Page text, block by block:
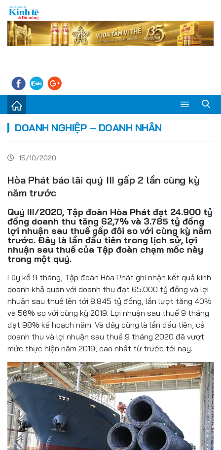
Kinh tế - Tiêu dùng
Đời sống
Thị trường
Đồ uống
Pháp luật
Multimedia
DOANH NGHIỆP – DOANH NHÂN
15/10/2020
Hòa Phát báo lãi quý III gấp 2 lần cùng kỳ
năm trước
Quý III/2020, Tập đoàn Hòa Phát đạt 24.900 tỷ
đồng doanh thu tăng 62,7% và 3.785 tỷ đồng
lợi nhuận sau thuế gấp đôi so với cùng kỳ năm
trước. Đây là lần đầu tiên trong lịch sử, lợi
nhuận sau thuế của Tập đoàn chạm mốc này
trong một quý.
Lũy kế 9 tháng, Tập đoàn Hòa Phát ghi nhận kết quả kinh
doanh khả quan với doanh thu đạt 65.000 tỷ đồng và lợi
nhuận sau thuế lên tới 8.845 tỷ đồng, lần lượt tăng 40%
và 56% so với cùng kỳ 2019. Lợi nhuận sau thuế 9 tháng
đạt 98% kế hoạch năm. Và đây cũng là lần đầu tiên, cả
doanh thu và lợi nhuận sau thuế 9 tháng 2020 đã vượt
mức thực hiện năm 2019, cao nhất từ trước tới nay.